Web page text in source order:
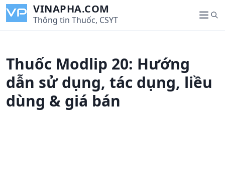
i
VINAPHA.COM
Thông tin Thuốc, CSYT
M
e
S
e
Thuốc Modlip 20: Hướng
dẫn sử dụng, tác dụng, liều
dùng & giá bán